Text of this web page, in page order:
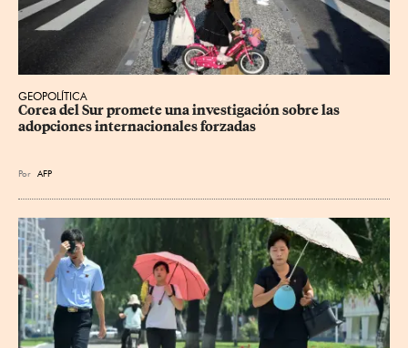
GEOPOLÍTICA
Corea del Sur promete una investigación sobre las
adopciones internacionales forzadas
Por AFP